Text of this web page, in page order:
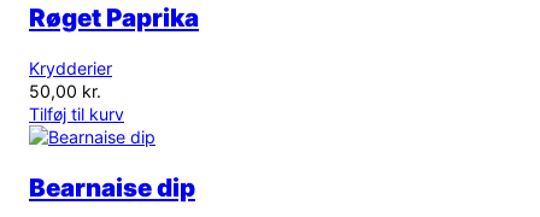
Røget Paprika
Krydderier
50,00 kr.
Tilføj til kurv
Bearnaise dip